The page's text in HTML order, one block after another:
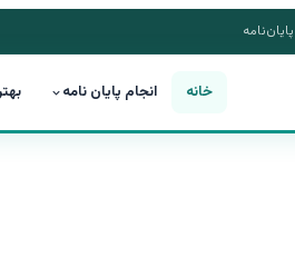
خانه انجام پایان نامه